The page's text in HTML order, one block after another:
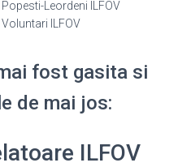
Leordeni ILFOV
ILFOV
fost gasita si
de mai jos:
ILFOV